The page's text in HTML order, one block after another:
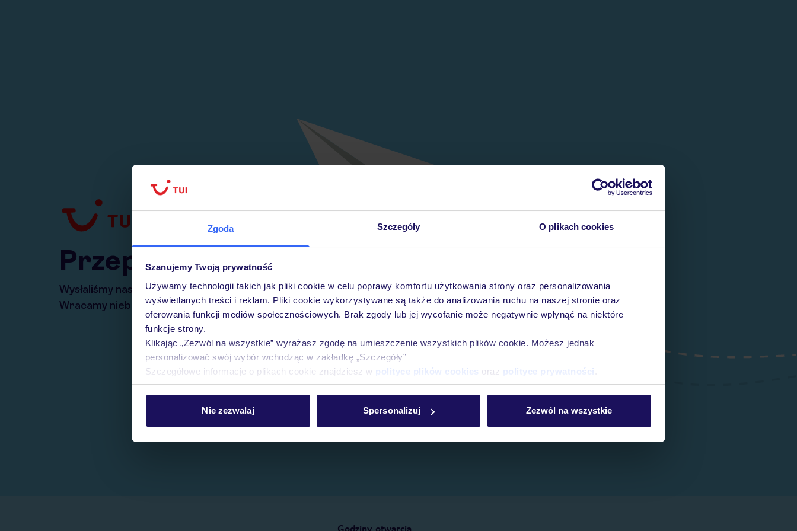
Zgoda Szczegóły O plikach cookies
Szanujemy Twoją prywatność
Używamy technologii takich jak pliki cookie w celu poprawy komfortu użytkowania strony oraz personalizowania
wyświetlanych treści i reklam. Pliki cookie wykorzystywane są także do analizowania ruchu na naszej stronie oraz
oferowania funkcji mediów społecznościowych. Brak zgody lub jej wycofanie może negatywnie wpłynąć na niektóre
funkcje strony.
Klikając „Zezwól na wszystkie” wyrażasz zgodę na umieszczenie wszystkich plików cookie. Możesz jednak
personalizować swój wybór wchodząc w zakładkę „Szczegóły”
Szczegółowe informacje o plikach cookie znajdziesz w polityce plików cookies oraz polityce prywatności
Nie zezwalaj Spersonalizuj Zezwól na wszystkie
Przepraszamy
Wysłaliśmy nasz serwis na krótkie wakacje.
Wracamy niebawem!
Godziny otwarcia